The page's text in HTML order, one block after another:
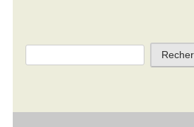
Rechercher :